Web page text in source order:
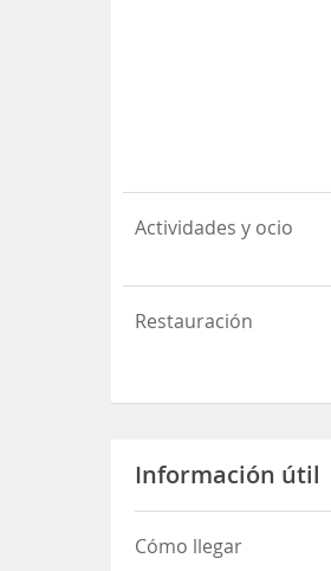
Actividades y ocio
Restauración
Información útil
Cómo llegar